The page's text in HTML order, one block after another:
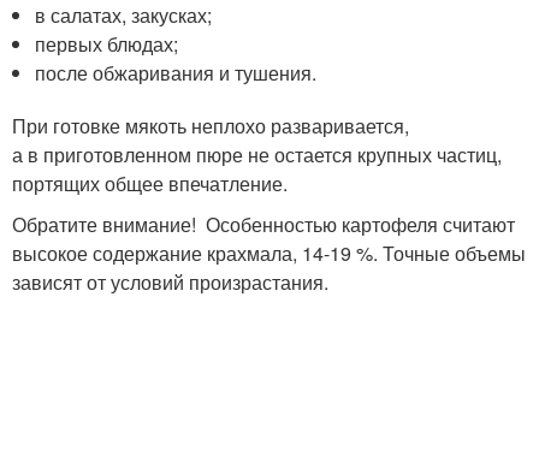
в салатах, закусках;
первых блюдах;
после обжаривания и тушения.
При готовке мякоть неплохо разваривается,
а в приготовленном пюре не остается крупных частиц,
портящих общее впечатление.
Обратите внимание! Особенностью картофеля считают
высокое содержание крахмала, 14-19 %. Точные объемы
зависят от условий произрастания.